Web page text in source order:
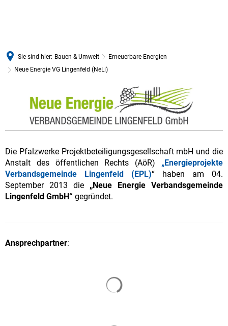
Sie sind hier: Bauen & Umwelt
Erneuerbare Energien
Neue Energie VG Lingenfeld (NeLi)
Energie
VG
Lingenfeld
(NeLi)
Die Pfalzwerke Projektbeteiligungsgesellschaft mbH und die
Anstalt des öffentlichen Rechts (AöR) „Energieprojekte
Verbandsgemeinde Lingenfeld (EPL)“ haben am 04.
September 2013 die „Neue Energie Verbandsgemeinde
Lingenfeld GmbH“ gegründet.
Ansprechpartner: